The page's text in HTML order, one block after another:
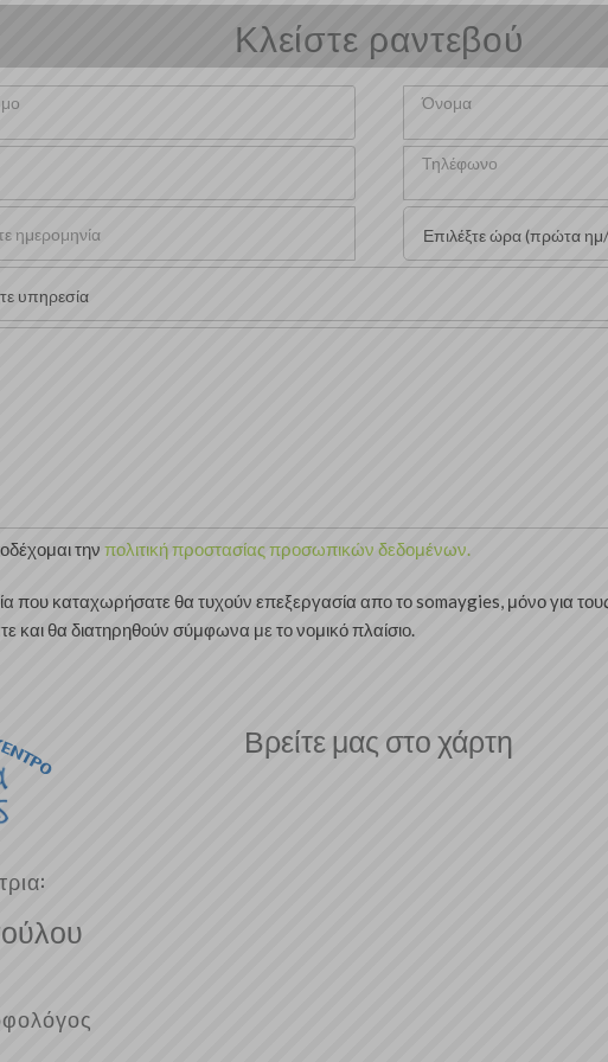
Κλείστε ραντεβού
Όνομα
Τηλέφωνο
Επιλέξτε ώρα (πρώτα ημ/
υπηρεσία
την πολιτική προστασίας προσωπικών δεδομένων.
που καταχωρήσατε θα τυχούν επεξεργασία απο το somaygies, μόνο για
και θα διατηρηθούν σύμφωνα με το νομικό πλαίσιο.
Βρείτε μας στο χάρτη